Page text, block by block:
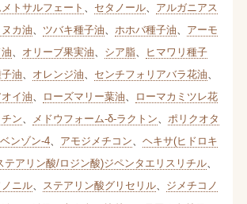
トサルフェート
セタノール、 アルガニアス
ヌカ油 ツバキ種子油 ホホバ種子油
アーモ
オリーブ果実油 シア脂、
ヒマワリ種子
油 オレンジ油 センチフォリアバラ花油
イ油
ローズマリー葉油
ローマカミツレ花
ン メドウフォーム-δ-ラクトン
ポリクオタ
ンゾン-4、 アモジメチコン
ヘキサ(ヒドロキ
テアリン酸/ロジン酸)ジペンタエリスリチル、
ニル、 ステアリン酸グリセリル、 ジメチコノ